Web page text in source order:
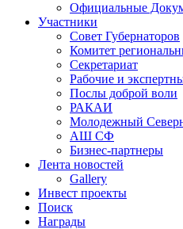
Официальные
Участники
Совет Губернаторов
Комитет
Секретариат
Рабочие и
Послы доброй воли
РАКАИ
Молодежный
АШ СФ
Бизнес-партнеры
Лента новостей
Gallery
Инвест проекты
Поиск
Награды